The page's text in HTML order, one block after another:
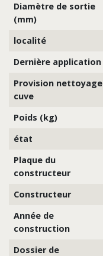
Diamètre de sortie
(mm)
localité
Dernière application
Provision nettoyage
cuve
Poids (kg)
état
Plaque du
constructeur
Constructeur
Année de
construction
Dossier de